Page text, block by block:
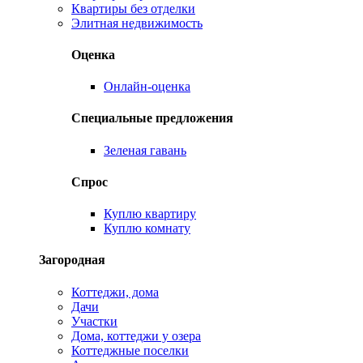
Квартиры без отделки
Элитная недвижимость
Оценка
Онлайн-оценка
Специальные предложения
Зеленая гавань
Спрос
Куплю квартиру
Куплю комнату
Загородная
Коттеджи, дома
Дачи
Участки
Дома, коттеджи у озера
Коттеджные поселки